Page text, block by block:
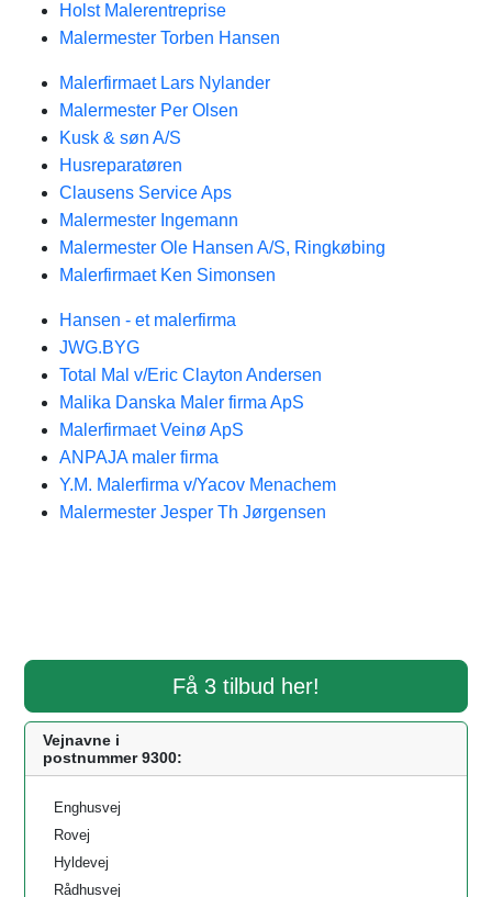
Holst Malerentreprise
Malermester Torben Hansen
Malerfirmaet Lars Nylander
Malermester Per Olsen
Kusk & søn A/S
Husreparatøren
Clausens Service Aps
Malermester Ingemann
Malermester Ole Hansen A/S, Ringkøbing
Malerfirmaet Ken Simonsen
Hansen - et malerfirma
JWG.BYG
Total Mal v/Eric Clayton Andersen
Malika Danska Maler firma ApS
Malerfirmaet Veinø ApS
ANPAJA maler firma
Y.M. Malerfirma v/Yacov Menachem
Malermester Jesper Th Jørgensen
Få 3 tilbud her!
Vejnavne i
postnummer 9300:
Enghusvej
Rovej
Hyldevej
Rådhusvej